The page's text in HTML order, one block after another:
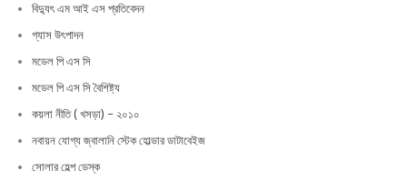
বিদ্যুৎ এম আই এস প্রতিবেদন
গ্যাস উৎপাদন
মডেল পি এস সি
মডেল পি এস সি বৈশিষ্ট্য
কয়লা নীতি ( খসড়া) – ২০১০
নবায়ন যোগ্য জ্বালানি স্টেক হোল্ডার ডাটাবেইজ
সোলার হেল্প ডেস্ক